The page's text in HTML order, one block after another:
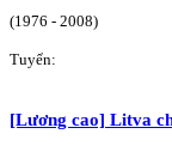
(1976 - 2008)
Tuyển:
[Lương cao] Litva